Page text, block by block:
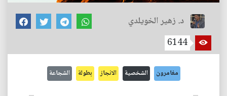
د. زهير الخويلدي
6144
مغامرون الشخصية الانجاز بطولة الشجاعة